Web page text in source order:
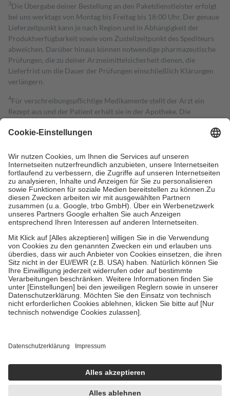
3Die Übergabe deiner Bestellung an den Paketdienstleister erfolgt
bei uns werktags von Montag bis Freitag bis 18:00 Uhr. Der genaue
Lieferzeitpunkt kann je nach Region und in Abhängigkeit der
Produktverfügbarkeit sowie vom Zustellzeitpunkt des Spediteurs
abweichen. Darüber hinaus können notwendige pharmazeutische
Prüfungen, die zu deiner Arzneimittelsicherheit dienen, die
Lieferfrist um die Dauer der Prüfungen einschließlich Klärungen
verlängern.
4Für verschreibungspflichtige Medikamente stellt der Arzt ein
Rezept aus und der Patient erhält sie in der Apotheke. Die
Kosten dafür, der Versicherte trägt einen Teil davon als Zuzahlung
Grundsätzlich leisten Mitglieder Zuzahlungen in Höhe von zehn
Prozent des Abgabepreises,mindestensjedochfünf Euround
höchstens zehn Euro.Es sind jedoch nie mehr als die tatsächlichen
Kosten der Leistung zu entrichten.
Diese Regeln gelten grundsätzlich auch für Online-Apotheken.
Bei Heilmitteln und häuslicher Krankenpflege beträgt die
Zuzahlung zehn Prozent der Kosten sowie zehn Euro je
Um das Engagement der Versicherten für ihre eigene Gesundheit zu
stärken und die besondere Stellung der Familie zu unterstützen,
fallenkeine Zuzahlungen an bei:
• Kindern und Jugendlichen bis zum vollendeten 18. Lebensjahr
mit Ausnahme der Fahrkosten
• Untersuchungen zur Vorsorge und Früherkennung, die von der
GKV getragen werden
• empfohlenen Schutzimpfungen
Wir nutzen Trusted Shops als unabhängigen Dienstleister für die
getroffen, um sicherzustellen, dass es sich um echte Bewertungen
handelt. Mehr Informationen findest du hier:
https://help.etrusted.com/hc/de/articles/4419944605341